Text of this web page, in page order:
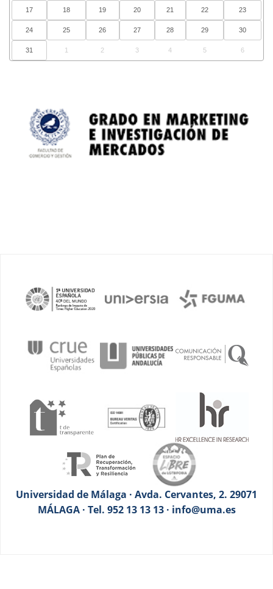
17 18 19 20 21 22 23
24 25 26 27 28 29 30
31 1 2 3 4 5 6
Universidad de Málaga · Avda. Cervantes, 2. 29071
MÁLAGA · Tel. 952 13 13 13 · info@uma.es